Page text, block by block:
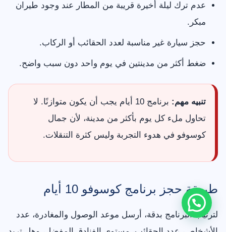
عدم ترك ليلة أخيرة قريبة من المطار عند وجود طيران
مبكر.
حجز سيارة غير مناسبة لعدد الحقائب أو الركاب.
ضغط أكثر من مدينتين في يوم واحد دون سبب واضح.
تنبيه مهم:
برنامج 10 أيام يجب أن يكون متوازنًا. لا
تحاول ملء كل يوم بأكثر من مدينة، لأن جمال
كوسوفو في هدوء التجربة وليس كثرة التنقلات.
طريقة حجز برنامج كوسوفو 10 أيام
لترتيب البرنامج بدقة، أرسل موعد الوصول والمغادرة، عدد